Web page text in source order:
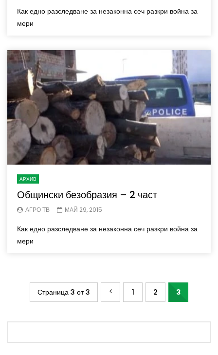
Как едно разследване за незаконна сеч разкри война за
мери
АРХИВ
Общински безобразия – 2 част
АГРО ТВ МАЙ 29, 2015
Как едно разследване за незаконна сеч разкри война за
мери
Страница 3 от 3 1 2 3